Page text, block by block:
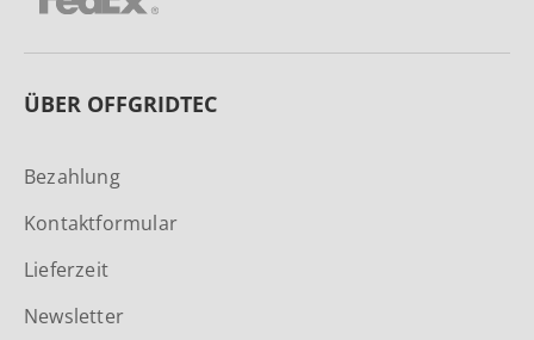
ÜBER OFFGRIDTEC
Bezahlung
Kontaktformular
Lieferzeit
Newsletter